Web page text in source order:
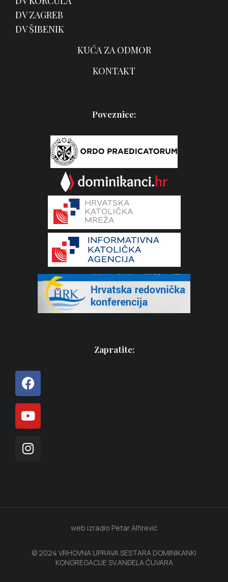
DV ZAGREB
DV ŠIBENIK
KUĆA ZA ODMOR
KONTAKT
Poveznice:
Zapratite:
© 2024 VRHOVNA UPRAVA SESTARA DOMINIKANKI
KONGREGACIJE SV.ANĐELA ČUVARA
web izradio Petar Alfirević